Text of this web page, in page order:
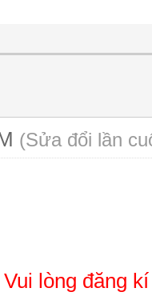
(Sửa đổi lần
lòng đăng